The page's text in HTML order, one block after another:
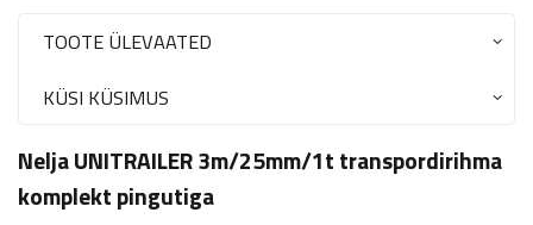
TOOTE ÜLEVAATED
KÜSI KÜSIMUS
Nelja UNITRAILER 3m/25mm/1t transpordirihma
komplekt pingutiga